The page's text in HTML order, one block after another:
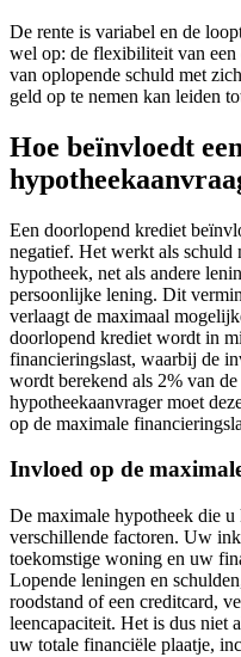
De rente is variabel en de
wel op: de flexibiliteit van
van oplopende schuld met
geld op te nemen kan leiden
Hoe beïnvloedt
Een doorlopend krediet
negatief. Het werkt als
hypotheek, net als andere
persoonlijke lening. Dit
verlaagt de maximaal
doorlopend krediet wordt in
financieringslast, waarbij de
wordt berekend als 2% van
hypotheekaanvrager moet
op de maximale
Invloed op de
De maximale hypotheek die
verschillende factoren. Uw
toekomstige woning en uw
Lopende leningen en
roodstand of een creditcard,
leencapaciteit. Het is dus niet
uw totale financiële plaatje,